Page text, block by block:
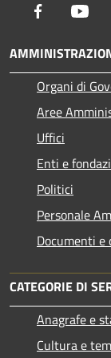
Facebook
Organi di
Aree
Uffici
Enti e
Politici
Personale
Documenti e
CATEGORIE DI
Anagrafe e
Cultura e